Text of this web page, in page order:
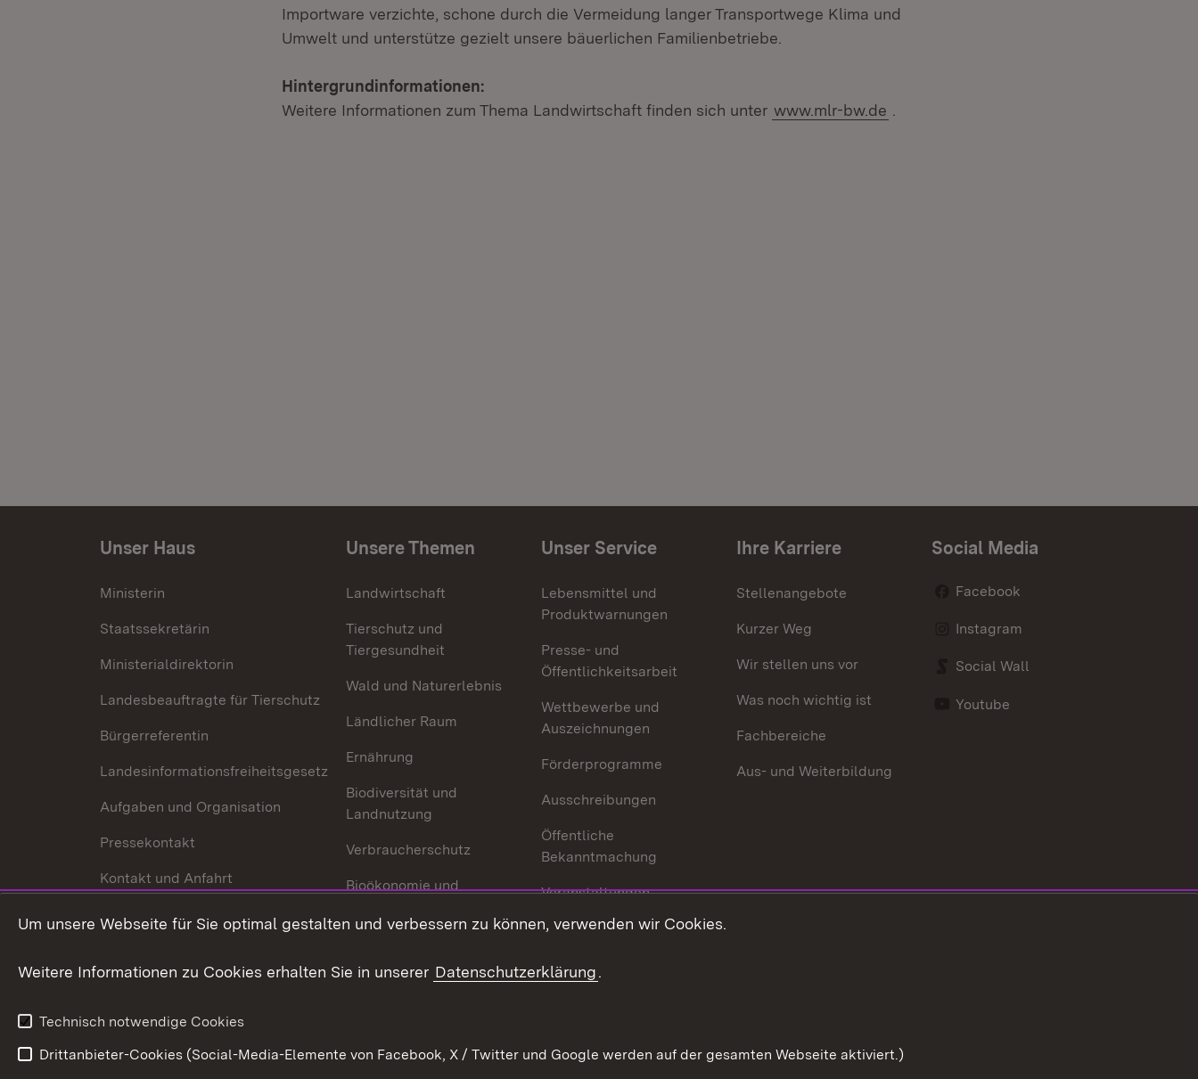
Importware verzichte, schone durch die Vermeidung langer Transportwege Klima und
Umwelt und unterstütze gezielt unsere bäuerlichen Familienbetriebe.
Hintergrundinformationen:
Weitere Informationen zum Thema Landwirtschaft finden sich unter www.mlr-bw.de
Unser Haus
Ministerin
Staatssekretärin
Ministerialdirektorin
Landesbeauftragte für Tierschutz
Bürgerreferentin
Landesinformationsfreiheitsgesetz
Aufgaben und Organisation
Pressekontakt
Kontakt und Anfahrt
Unsere Themen
Landwirtschaft
Tierschutz und
Tiergesundheit
Wald und Naturerlebnis
Ländlicher Raum
Ernährung
Biodiversität und
Landnutzung
Verbraucherschutz
Bioökonomie und
Unser Service
Lebensmittel und
Produktwarnungen
Presse- und
Öffentlichkeitsarbeit
Wettbewerbe und
Auszeichnungen
Förderprogramme
Ausschreibungen
Öffentliche
Bekanntmachung
Veranstaltungen
Mediathek
Publikationen
Ihre Karriere
Stellenangebote
Kurzer Weg
Wir stellen uns vor
Was noch wichtig ist
Fachbereiche
Aus- und Weiterbildung
Social Media
Facebook
Instagram
Social Wall
Youtube
Um unsere Webseite für Sie optimal gestalten und verbessern zu können, verwenden wir Cookies.
Weitere Informationen zu Cookies erhalten Sie in unserer Datenschutzerklärung.
Technisch notwendige Cookies
Drittanbieter-Cookies (Social-Media-Elemente von Facebook, X / Twitter und Google werden auf der gesamten Webseite aktiviert.)